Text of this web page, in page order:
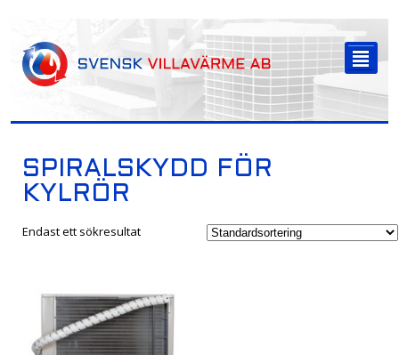
²
SPIRALSKYDD FÖR
KYLRÖR
Endast ett sökresultat